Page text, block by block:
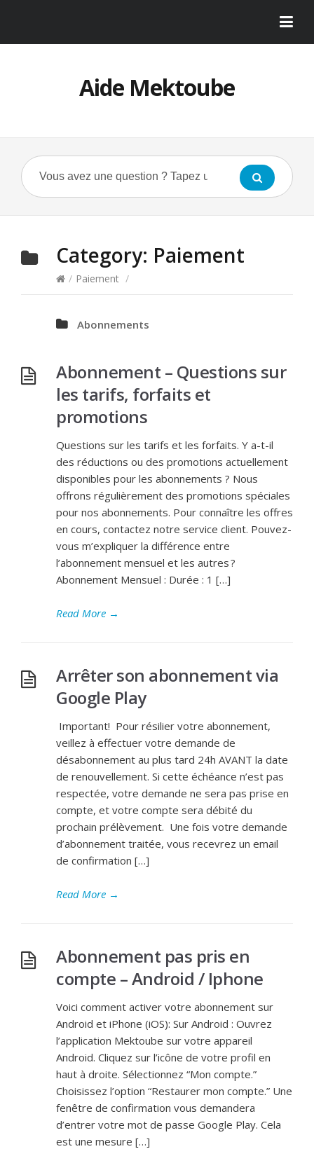
Aide Mektoube
Category: Paiement
/ Paiement /
Abonnements
Abonnement – Questions sur
les tarifs, forfaits et
promotions
Questions sur les tarifs et les forfaits. Y a-t-il
des réductions ou des promotions actuellement
disponibles pour les abonnements ? Nous
offrons régulièrement des promotions spéciales
pour nos abonnements. Pour connaître les offres
en cours, contactez notre service client. Pouvez-
vous m’expliquer la différence entre
l’abonnement mensuel et les autres ?
Abonnement Mensuel : Durée : 1 […]
Read More →
Arrêter son abonnement via
Google Play
Important! Pour résilier votre abonnement,
veillez à effectuer votre demande de
désabonnement au plus tard 24h AVANT la date
de renouvellement. Si cette échéance n’est pas
respectée, votre demande ne sera pas prise en
compte, et votre compte sera débité du
prochain prélèvement. Une fois votre demande
d’abonnement traitée, vous recevrez un email
de confirmation […]
Read More →
Abonnement pas pris en
compte – Android / Iphone
Voici comment activer votre abonnement sur
Android et iPhone (iOS): Sur Android : Ouvrez
l’application Mektoube sur votre appareil
Android. Cliquez sur l’icône de votre profil en
haut à droite. Sélectionnez “Mon compte.”
Choisissez l’option “Restaurer mon compte.” Une
fenêtre de confirmation vous demandera
d’entrer votre mot de passe Google Play. Cela
est une mesure […]